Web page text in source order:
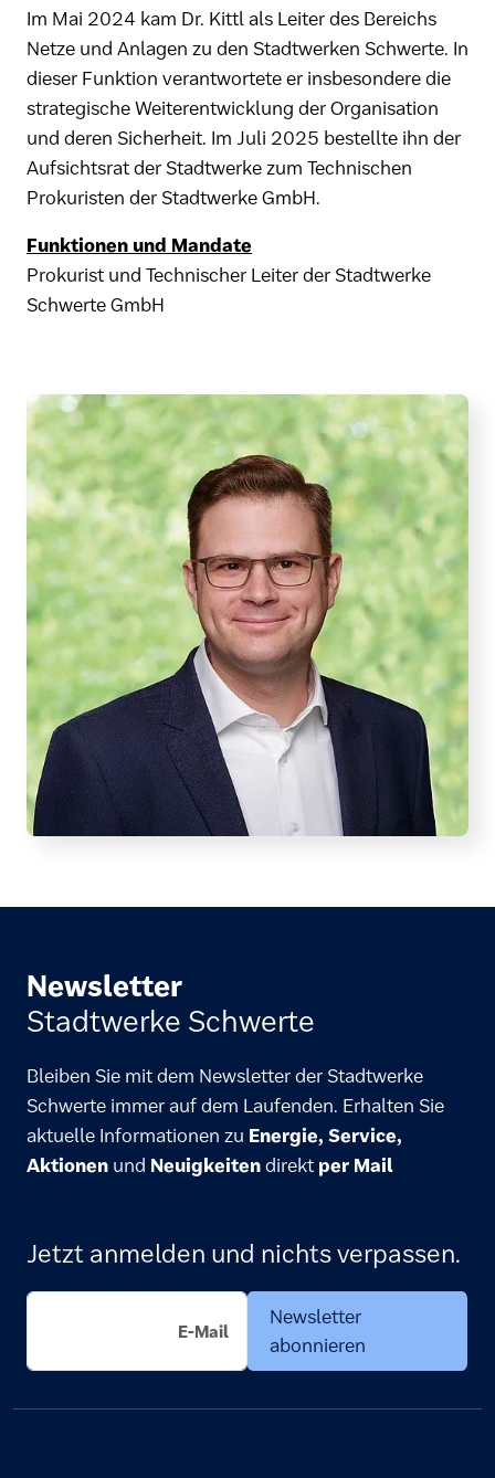
Im Mai 2024 kam Dr. Kittl als Leiter des Bereichs
Netze und Anlagen zu den Stadtwerken Schwerte. In
dieser Funktion verantwortete er insbesondere die
strategische Weiterentwicklung der Organisation
und deren Sicherheit. Im Juli 2025 bestellte ihn der
Aufsichtsrat der Stadtwerke zum Technischen
Prokuristen der Stadtwerke GmbH.
Funktionen und Mandate
Prokurist und Technischer Leiter der Stadtwerke
Schwerte GmbH
Newsletter
Stadtwerke Schwerte
Bleiben Sie mit dem Newsletter der Stadtwerke
Schwerte immer auf dem Laufenden. Erhalten Sie
aktuelle Informationen zu Energie, Service,
Aktionen und Neuigkeitendirekt per Mail
Jetzt anmelden und nichts verpassen.
Newsletter
abonnieren